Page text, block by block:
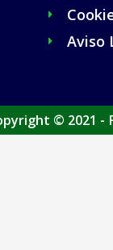
Aviso
© 2021 -